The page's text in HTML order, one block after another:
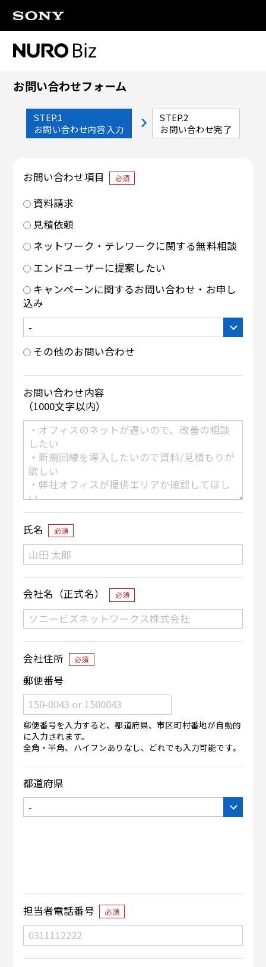
お問い合わせフォーム
STEP.1
お問い合わせ内容入力
STEP.2
お問い合わせ完了
お問い合わせ項目 必須
資料請求
見積依頼
ネットワーク・テレワークに関する無料相談
エンドユーザーに提案したい
キャンペーンに関するお問い合わせ・お申し
込み
その他のお問い合わせ
お問い合わせ内容
（1000文字以内）
氏名 必須
会社名（正式名） 必須
会社住所 必須
郵便番号
郵便番号を入力すると、都道府県、市区町村番地が自動的
に入力されます。
全角・半角、ハイフンありなし、どれでも入力可能です。
都道府県
担当者電話番号 必須